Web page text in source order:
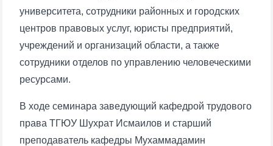
университета, сотрудники районных и городских
центров правовых услуг, юристы предприятий,
учреждений и организаций области, а также
сотрудники отделов по управлению человеческими
ресурсами.
В ходе семинара заведующий кафедрой трудового
права ТГЮУ Шухрат Исмаилов и старший
преподаватель кафедры Мухаммадамин